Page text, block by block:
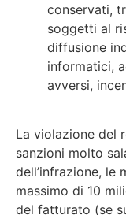
conservati,
soggetti al
diffusione
informatici,
avversi,
La violazione del
sanzioni molto
dell’infrazione, le
massimo di 10
del fatturato (se